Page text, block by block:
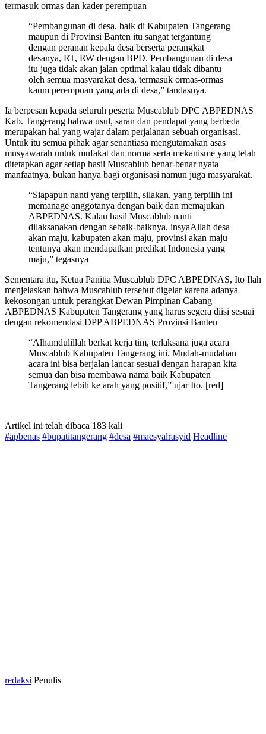
termasuk ormas dan kader perempuan
“Pembangunan di desa, baik di Kabupaten Tangerang
maupun di Provinsi Banten itu sangat tergantung
dengan peranan kepala desa berserta perangkat
desanya, RT, RW dengan BPD. Pembangunan di desa
itu juga tidak akan jalan optimal kalau tidak dibantu
oleh semua masyarakat desa, termasuk ormas-ormas
kaum perempuan yang ada di desa,” tandasnya.
Ia berpesan kepada seluruh peserta Muscablub DPC ABPEDNAS
Kab. Tangerang bahwa usul, saran dan pendapat yang berbeda
merupakan hal yang wajar dalam perjalanan sebuah organisasi.
Untuk itu semua pihak agar senantiasa mengutamakan asas
musyawarah untuk mufakat dan norma serta mekanisme yang telah
ditetapkan agar setiap hasil Muscablub benar-benar nyata
manfaatnya, bukan hanya bagi organisasi namun juga masyarakat.
“Siapapun nanti yang terpilih, silakan, yang terpilih ini
memanage anggotanya dengan baik dan memajukan
ABPEDNAS. Kalau hasil Muscablub nanti
dilaksanakan dengan sebaik-baiknya, insyaAllah desa
akan maju, kabupaten akan maju, provinsi akan maju
tentunya akan mendapatkan predikat Indonesia yang
maju,” tegasnya
Sementara itu, Ketua Panitia Muscablub DPC ABPEDNAS, Ito Ilah
menjelaskan bahwa Muscablub tersebut digelar karena adanya
kekosongan untuk perangkat Dewan Pimpinan Cabang
ABPEDNAS Kabupaten Tangerang yang harus segera diisi sesuai
dengan rekomendasi DPP ABPEDNAS Provinsi Banten
“Alhamdulillah berkat kerja tim, terlaksana juga acara
Muscablub Kabupaten Tangerang ini. Mudah-mudahan
acara ini bisa berjalan lancar sesuai dengan harapan kita
semua dan bisa membawa nama baik Kabupaten
Tangerang lebih ke arah yang positif,” ujar Ito. [red]
Artikel ini telah dibaca 183 kali
#apbenas #bupatitangerang #desa #maesyalrasyid Headline
redaksi Penulis